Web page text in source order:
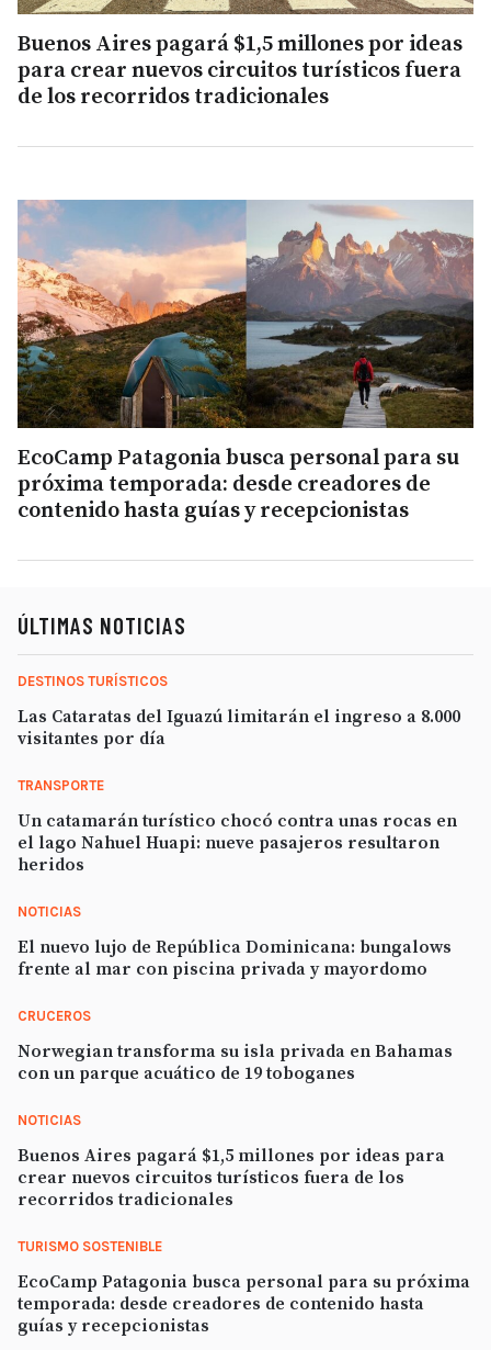
Buenos Aires pagará $1,5 millones por ideas
para crear nuevos circuitos turísticos fuera
de los recorridos tradicionales
EcoCamp Patagonia busca personal para su
próxima temporada: desde creadores de
contenido hasta guías y recepcionistas
ÚLTIMAS NOTICIAS
DESTINOS TURÍSTICOS
Las Cataratas del Iguazú limitarán el ingreso a 8.000
visitantes por día
TRANSPORTE
Un catamarán turístico chocó contra unas rocas en
el lago Nahuel Huapi: nueve pasajeros resultaron
heridos
NOTICIAS
El nuevo lujo de República Dominicana: bungalows
frente al mar con piscina privada y mayordomo
CRUCEROS
Norwegian transforma su isla privada en Bahamas
con un parque acuático de 19 toboganes
NOTICIAS
Buenos Aires pagará $1,5 millones por ideas para
crear nuevos circuitos turísticos fuera de los
recorridos tradicionales
TURISMO SOSTENIBLE
EcoCamp Patagonia busca personal para su próxima
temporada: desde creadores de contenido hasta
guías y recepcionistas